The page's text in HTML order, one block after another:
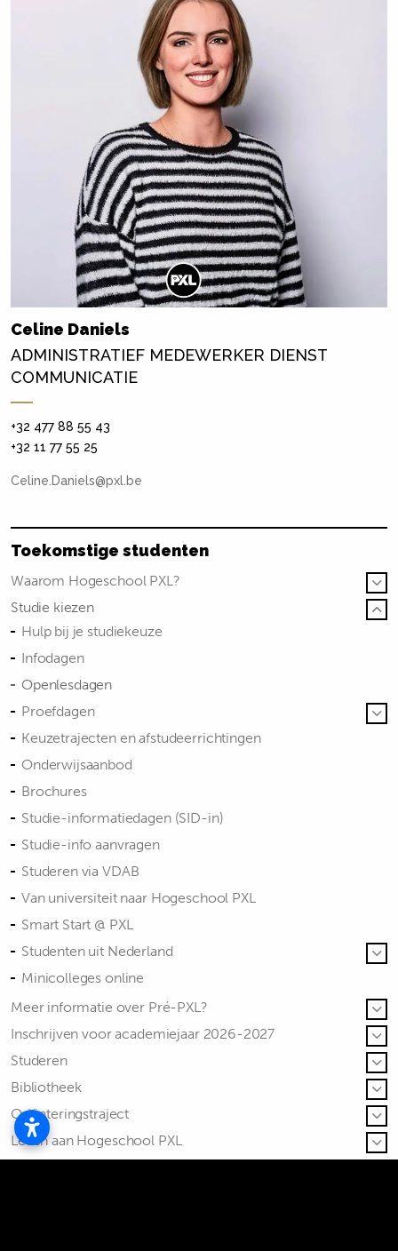
Celine Daniels
ADMINISTRATIEF MEDEWERKER DIENST
COMMUNICATIE
+32 477 88 55 43
+32 11 77 55 25
Celine.Daniels@pxl.be
Toekomstige studenten
Waarom Hogeschool PXL?
Studie kiezen
Hulp bij je studiekeuze
Infodagen
Openlesdagen
Proefdagen
Keuzetrajecten en afstudeerrichtingen
Onderwijsaanbod
Brochures
Studie-informatiedagen (SID-in)
Studie-info aanvragen
Studeren via VDAB
Van universiteit naar Hogeschool PXL
Smart Start @ PXL
Studenten uit Nederland
Minicolleges online
Meer informatie over Pré-PXL?
Inschrijven voor academiejaar 2026-2027
Studeren
Bibliotheek
Oriënteringstraject
Leven aan Hogeschool PXL